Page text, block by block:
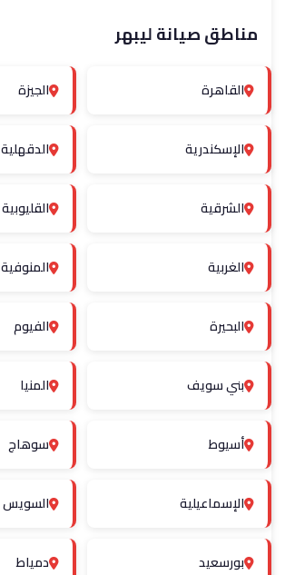
مناطق صيانة ليبهر
القاهرة الجيزة
الإسكندرية الدقهلية
الشرقية القليوبية
الغربية المنوفية
البحيرة الفيوم
بني سويف المنيا
أسيوط سوهاج
الإسماعيلية السويس
بورسعيد دمياط